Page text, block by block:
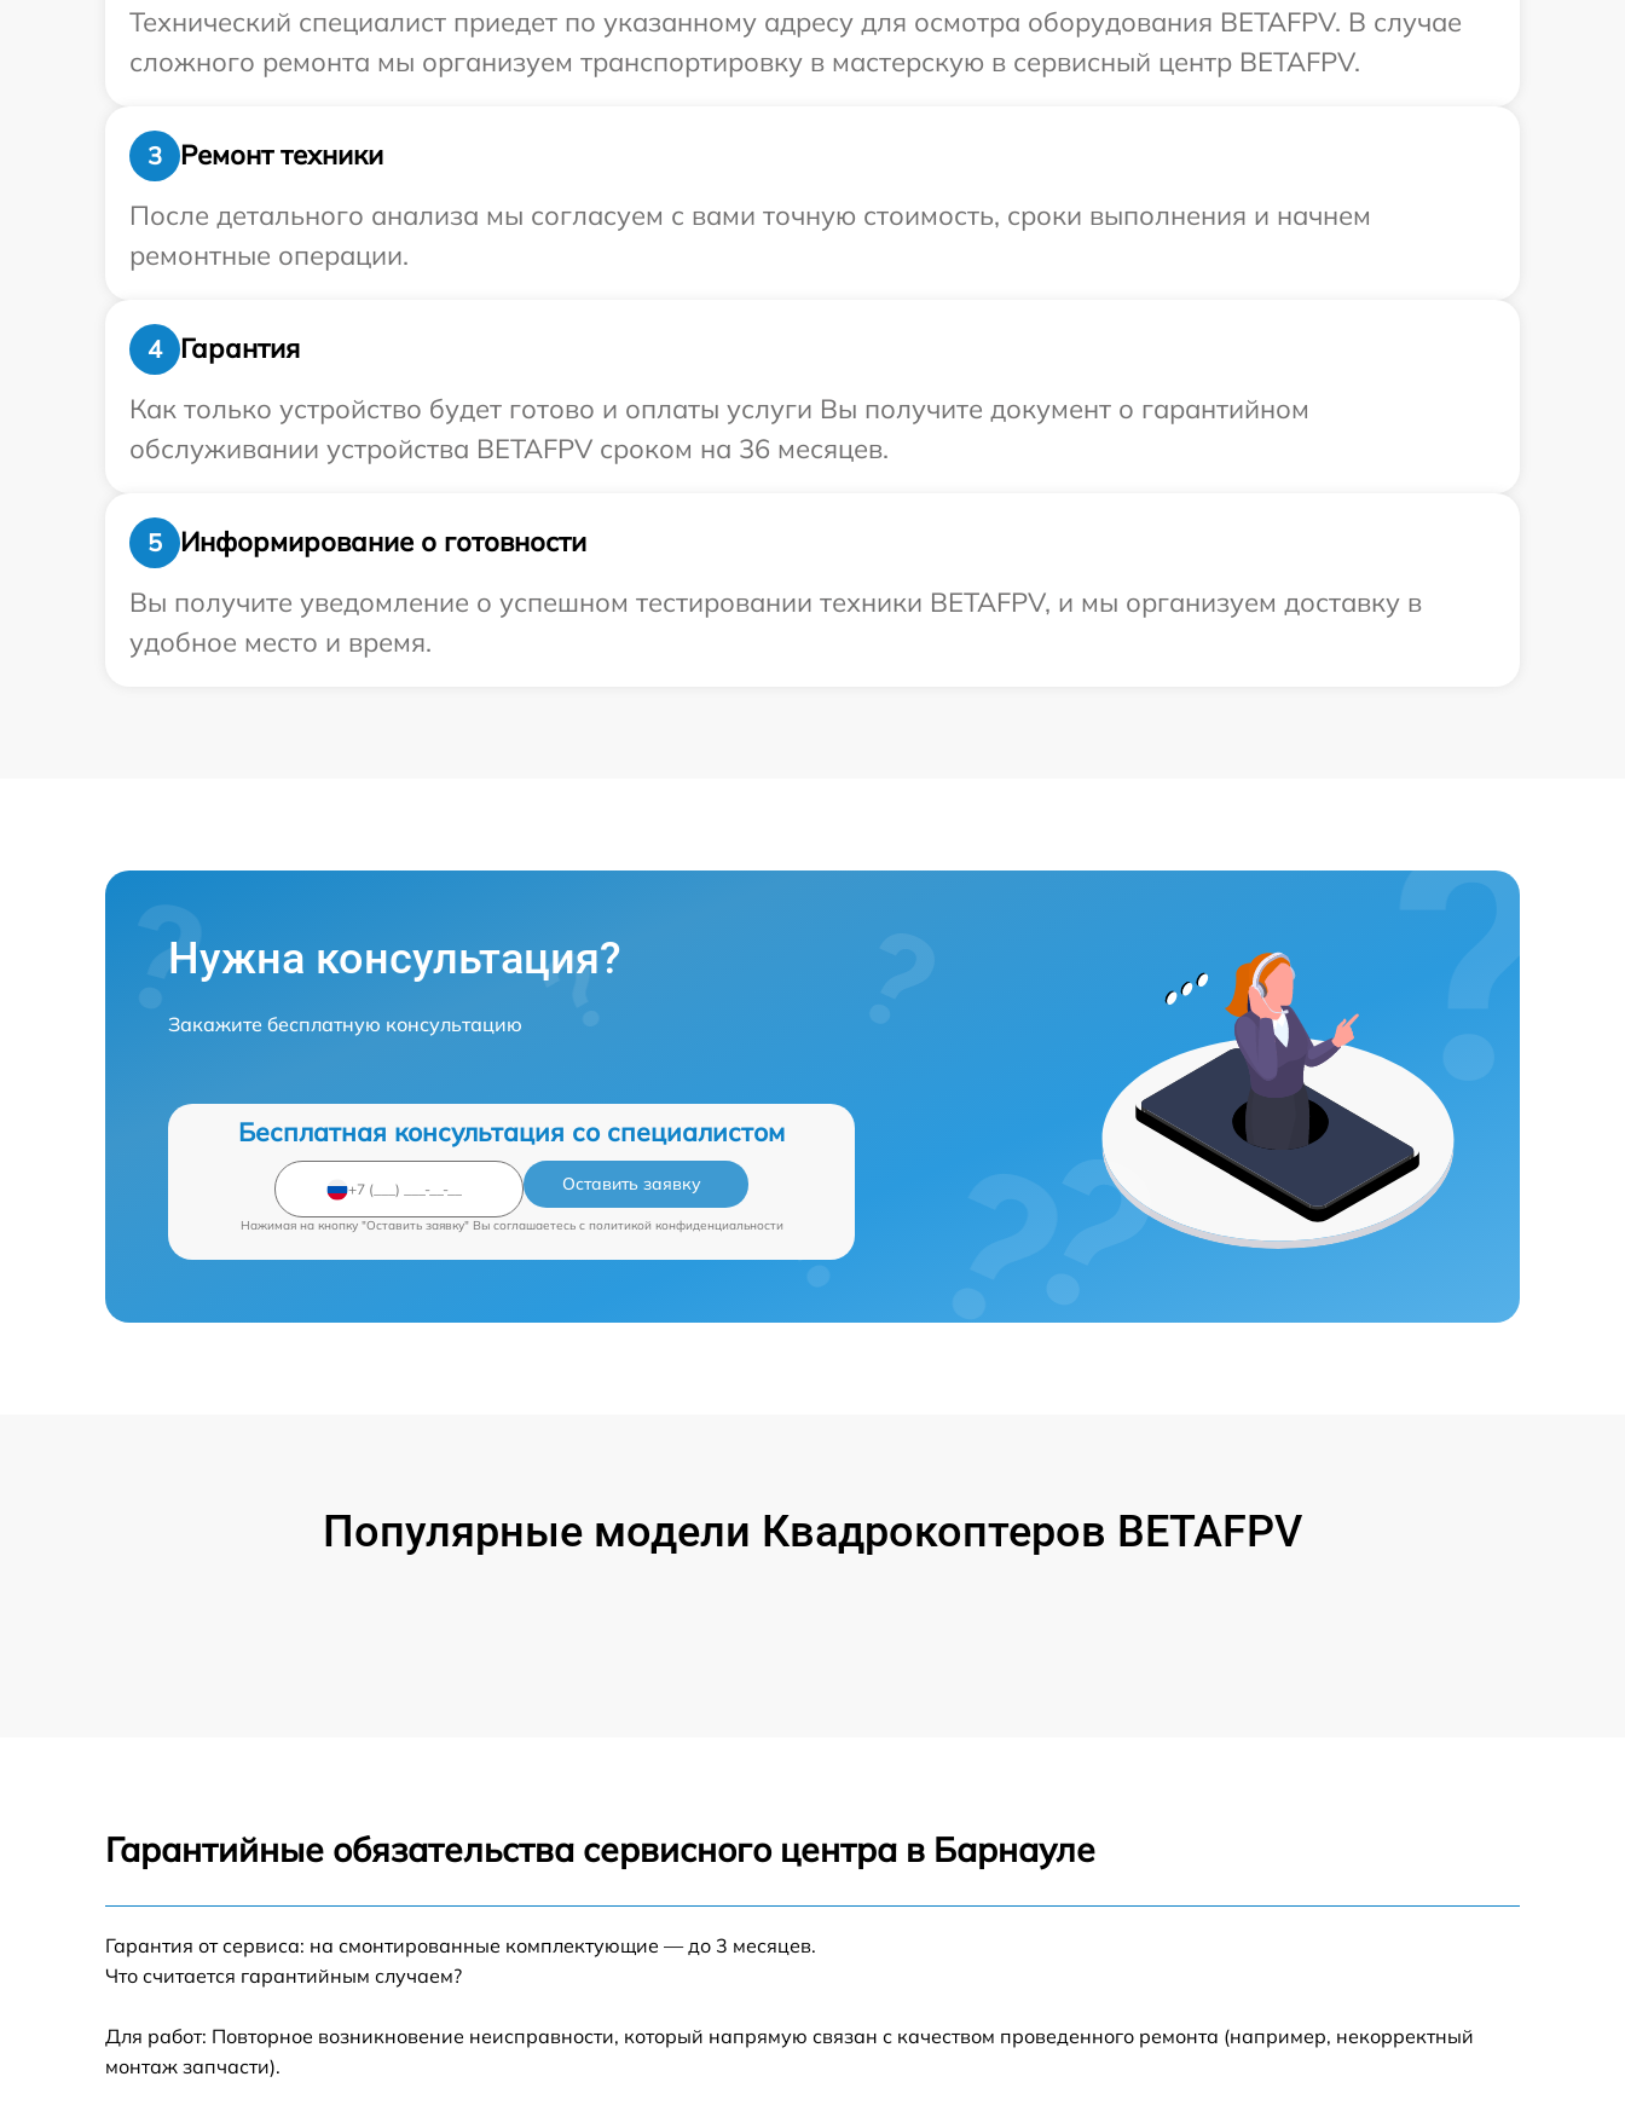
Технический специалист приедет по указанному адресу для осмотра оборудования BETAFPV. В случае
сложного ремонта мы организуем транспортировку в мастерскую в сервисный центр BETAFPV.
3
Ремонт техники
После детального анализа мы согласуем с вами точную стоимость, сроки выполнения и начнем
ремонтные операции.
4
Гарантия
Как только устройство будет готово и оплаты услуги Вы получите документ о гарантийном
обслуживании устройства BETAFPV сроком на 36 месяцев.
5
Информирование о готовности
Вы получите уведомление о успешном тестировании техники BETAFPV, и мы организуем доставку в
удобное место и время.
Нужна консультация?
Закажите бесплатную консультацию
Бесплатная консультация со специалистом
Оставить заявку
Нажимая на кнопку "Оставить заявку" Вы соглашаетесь c политикой конфиденциальности
Популярные модели Квадрокоптеров BETAFPV
Гарантийные обязательства сервисного центра в Барнауле
Гарантия от сервиса: на смонтированные комплектующие — до 3 месяцев.
Что считается гарантийным случаем?
Для работ: Повторное возникновение неисправности, который напрямую связан с качеством проведенного ремонта (например, некорректный
монтаж запчасти).